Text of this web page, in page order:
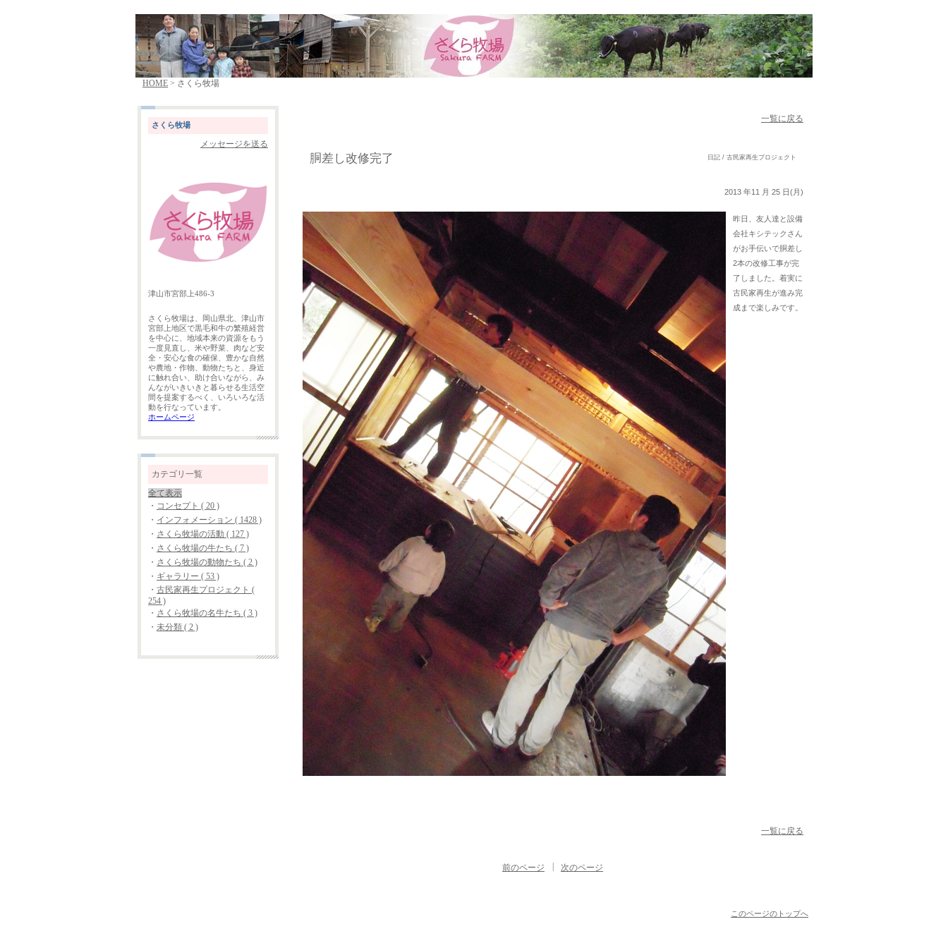
HOME > さくら牧場
さくら牧場
メッセージを送る
津山市宮部上486-3
さくら牧場は、岡山県北、津山市
宮部上地区で黒毛和牛の繁殖経営
を中心に、地域本来の資源をもう
一度見直し、米や野菜、肉など安
全・安心な食の確保、豊かな自然
や農地・作物、動物たちと、身近
に触れ合い、助け合いながら、み
んながいきいきと暮らせる生活空
間を提案するべく、いろいろな活
動を行なっています。
ホームページ
カテゴリ一覧
全て表示
・ コンセプト ( 20 )
・ インフォメーション ( 1428 )
・ さくら牧場の活動 ( 127 )
・ さくら牧場の牛たち ( 7 )
・ さくら牧場の動物たち ( 2 )
・ ギャラリー ( 53 )
・ 古民家再生プロジェクト (
254 )
・ さくら牧場の名牛たち ( 3 )
・ 未分類 ( 2 )
一覧に戻る
胴差し改修完了 日記 / 古民家再生プロジェクト
2013 年11 月 25 日(月)
昨日、友人達と設備
会社キシテックさん
がお手伝いで胴差し
2本の改修工事が完
了しました。着実に
古民家再生が進み完
成まで楽しみです。
一覧に戻る
前のページ 次のページ
このページのトップへ